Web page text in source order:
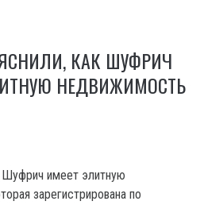
КАК ШУФРИЧ
НЕДВИЖИМОСТЬ
имеет элитную
зарегистрирована по